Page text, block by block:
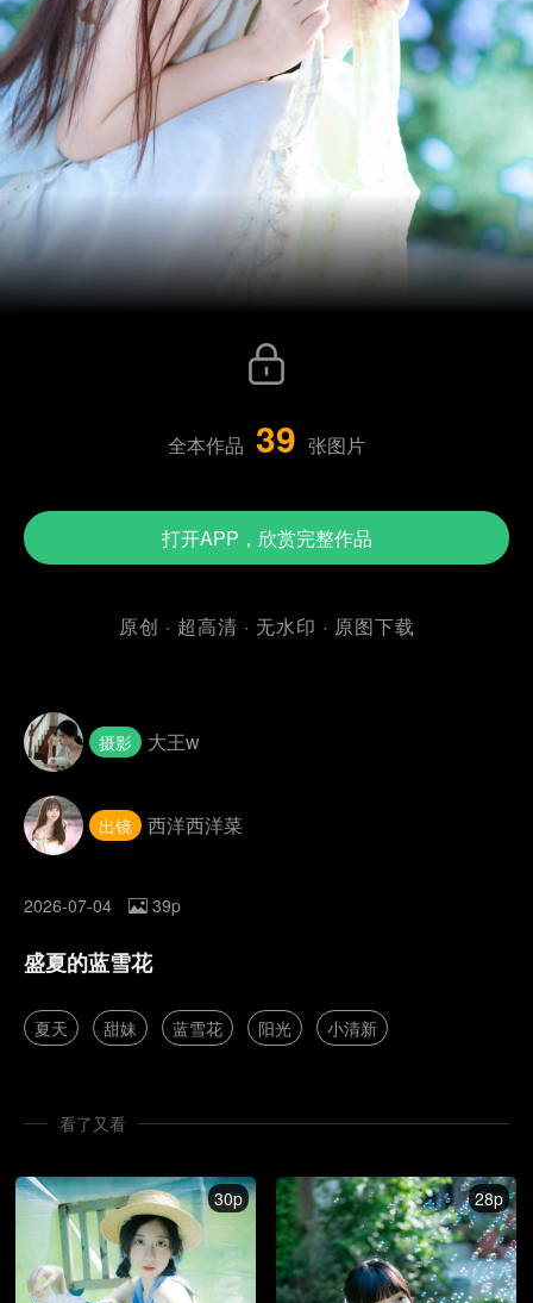
全本作品 39 张图片
打开APP，欣赏完整作品
原创 · 超高清 · 无水印 · 原图下载
摄影 大王w
出镜 西洋西洋菜
2026-07-04 39p
盛夏的蓝雪花
夏天 甜妹 蓝雪花 阳光 小清新
看了又看
30p 28p